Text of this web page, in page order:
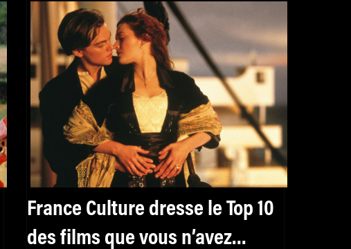
France Culture dresse le Top 10
des films que vous n’avez